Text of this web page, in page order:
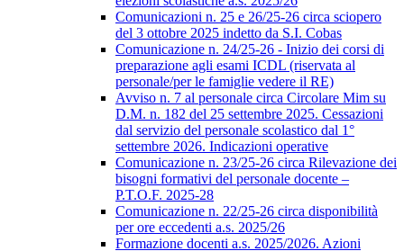
Comunicazioni n. 25 e 26/25-26 circa sciopero
del 3 ottobre 2025 indetto da S.I. Cobas
Comunicazione n. 24/25-26 - Inizio dei corsi di
preparazione agli esami ICDL (riservata al
personale/per le famiglie vedere il RE)
Avviso n. 7 al personale circa Circolare Mim su
D.M. n. 182 del 25 settembre 2025. Cessazioni
dal servizio del personale scolastico dal 1°
settembre 2026. Indicazioni operative
Comunicazione n. 23/25-26 circa Rilevazione dei
bisogni formativi del personale docente –
P.T.O.F. 2025-28
Comunicazione n. 22/25-26 circa disponibilità
per ore eccedenti a.s. 2025/26
Formazione docenti a.s. 2025/2026. Azioni